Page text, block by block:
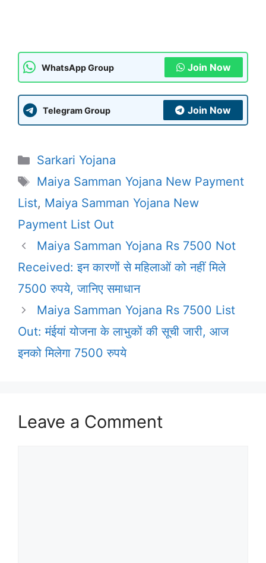
WhatsApp Group Join Now
Telegram Group Join Now
Categories
Sarkari Yojana
Tags
Maiya Samman Yojana New Payment
List, Maiya Samman Yojana New
Payment List Out
Maiya Samman Yojana Rs 7500 Not
Received: इन कारणों से महिलाओं को नहीं मिले
7500 रुपये, जानिए समाधान
Maiya Samman Yojana Rs 7500 List
Out: मंईयां योजना के लाभुकों की सूची जारी, आज
इनको मिलेगा 7500 रुपये
Leave a Comment